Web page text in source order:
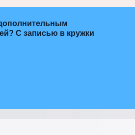
С записью в кружки